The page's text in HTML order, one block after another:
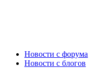
Новости c форума
Новости с блогов